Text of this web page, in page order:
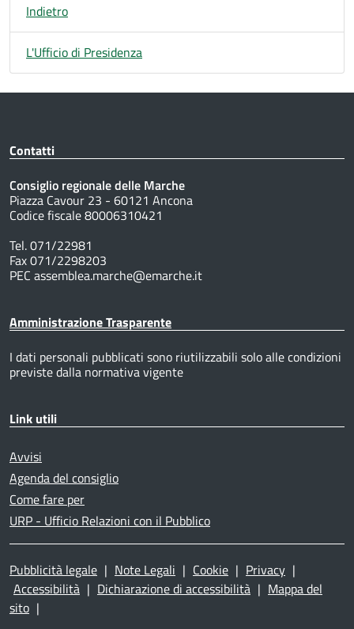
Indietro
L'Ufficio di Presidenza
Contatti
Consiglio regionale delle Marche
Piazza Cavour 23 - 60121 Ancona
Codice fiscale 80006310421
Tel. 071/22981
Fax 071/2298203
PEC assemblea.marche@emarche.it
Amministrazione Trasparente
I dati personali pubblicati sono riutilizzabili solo alle condizioni
previste dalla normativa vigente
Link utili
Avvisi
Agenda del consiglio
Come fare per
URP - Ufficio Relazioni con il Pubblico
Pubblicità legale | Note Legali | Cookie | Privacy |
Accessibilità | Dichiarazione di accessibilità | Mappa del
sito |